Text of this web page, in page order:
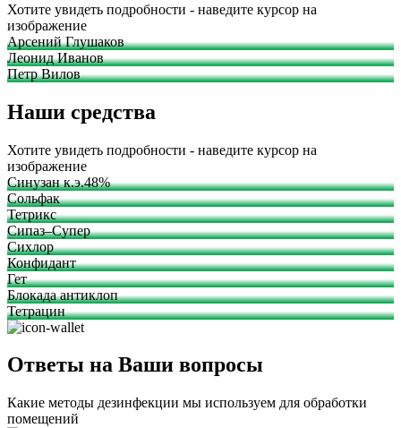
Хотите увидеть подробности - наведите курсор на
изображение
Арсений Глушаков
Леонид Иванов
Петр Вилов
Наши средства
Хотите увидеть подробности - наведите курсор на
изображение
Синузан к.э.48%
Сольфак
Тетрикс
Сипаз–Супер
Сихлор
Конфидант
Гет
Блокада антиклоп
Тетрацин
Ответы на Ваши вопросы
Какие методы дезинфекции мы используем для обработки
помещений